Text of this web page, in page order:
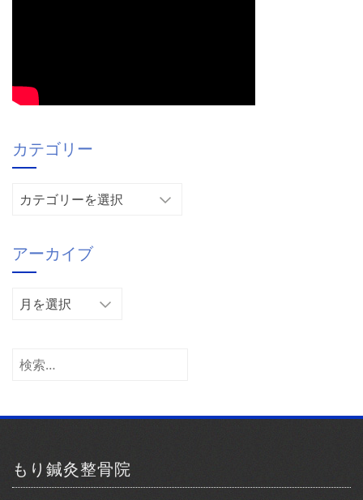
カテゴリー
リ
ー
アーカイブ
ア
イ
検
もり鍼灸整骨院